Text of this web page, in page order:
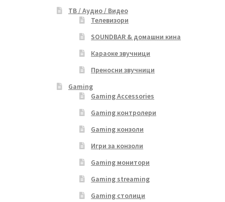
ТВ / Аудио / Видео
Телевизори
SOUNDBAR & домашни кина
Караоке звучници
Преносни звучници
Gaming
Gaming Accessories
Gaming контролери
Gaming конзоли
Игри за конзоли
Gaming монитори
Gaming streaming
Gaming столици